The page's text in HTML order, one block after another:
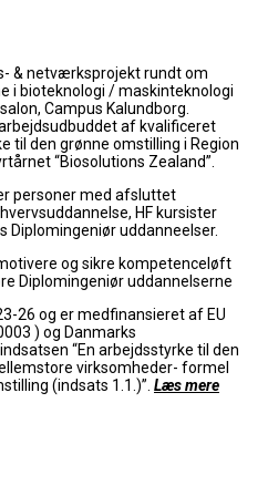
& netværksprojekt rundt om
i bioteknologi / maskinteknologi
Campus Kalundborg.
af kvalificeret
til den grønne omstilling i Region
“Biosolutions Zealand”.
personer med afsluttet
HF kursister
Diplomingeniør uddanneelser.
og sikre kompetenceløft
Diplomingeniør uddannelserne
26 og er medfinansieret af EU
) og Danmarks
“En arbejdsstyrke til den
virksomheder- formel
(indsats 1.1.)”. Læs mere